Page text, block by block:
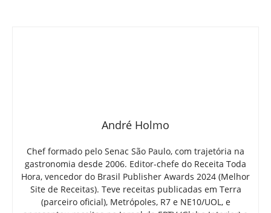
André Holmo
Chef formado pelo Senac São Paulo, com trajetória na
gastronomia desde 2006. Editor-chefe do Receita Toda
Hora, vencedor do Brasil Publisher Awards 2024 (Melhor
Site de Receitas). Teve receitas publicadas em Terra
(parceiro oficial), Metrópoles, R7 e NE10/UOL, e